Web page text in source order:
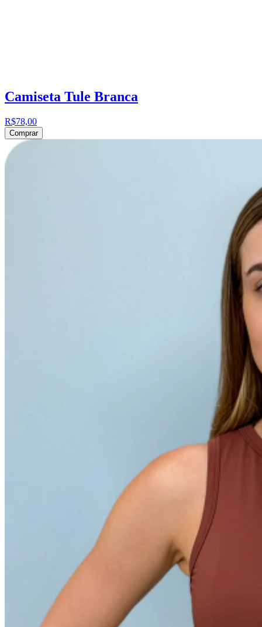
Camiseta Tule Branca
R$78,00
Comprar